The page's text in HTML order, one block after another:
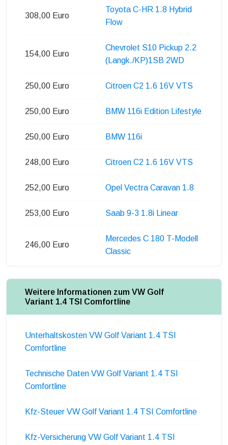
308,00 Euro
Toyota C-HR 1.8 Hybrid
Flow
154,00 Euro
Chevrolet S10 Pickup 2.2
(Langk./KP)1SB 2WD
250,00 Euro Citroen C2 1.6 16V VTS
250,00 Euro BMW 116i Edition Lifestyle
250,00 Euro BMW 116i
248,00 Euro Citroen C2 1.6 16V VTS
252,00 Euro Opel Vectra Caravan 1.8
253,00 Euro Saab 9-3 1.8i Linear
246,00 Euro
Mercedes C 180 T-Modell
Classic
Weitere Informationen zum VW Golf
Variant 1.4 TSI Comfortline
Unterhaltskosten VW Golf Variant 1.4 TSI
Comfortline
Technische Daten VW Golf Variant 1.4 TSI
Comfortline
Kfz-Steuer VW Golf Variant 1.4 TSI Comfortline
Kfz-Versicherung VW Golf Variant 1.4 TSI